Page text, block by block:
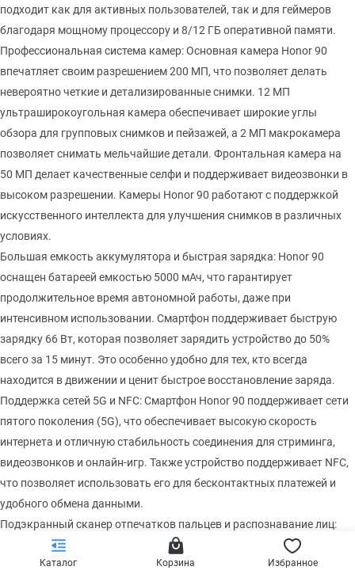
Каталог Корзина Избранное
подходит как для активных пользователей, так и для геймеров
благодаря мощному процессору и 8/12 ГБ оперативной памяти.
Профессиональная система камер: Основная камера Honor 90
впечатляет своим разрешением 200 МП, что позволяет делать
невероятно четкие и детализированные снимки. 12 МП
ультраширокоугольная камера обеспечивает широкие углы
обзора для групповых снимков и пейзажей, а 2 МП макрокамера
позволяет снимать мельчайшие детали. Фронтальная камера на
50 МП делает качественные селфи и поддерживает видеозвонки в
высоком разрешении. Камеры Honor 90 работают с поддержкой
искусственного интеллекта для улучшения снимков в различных
условиях.
Большая емкость аккумулятора и быстрая зарядка: Honor 90
оснащен батареей емкостью 5000 мАч, что гарантирует
продолжительное время автономной работы, даже при
интенсивном использовании. Смартфон поддерживает быструю
зарядку 66 Вт, которая позволяет зарядить устройство до 50%
всего за 15 минут. Это особенно удобно для тех, кто всегда
находится в движении и ценит быстрое восстановление заряда.
Поддержка сетей 5G и NFC: Смартфон Honor 90 поддерживает сети
пятого поколения (5G), что обеспечивает высокую скорость
интернета и отличную стабильность соединения для стриминга,
видеозвонков и онлайн-игр. Также устройство поддерживает NFC,
что позволяет использовать его для бесконтактных платежей и
удобного обмена данными.
Подэкранный сканер отпечатков пальцев и распознавание лиц:
Для дополнительной безопасности Honor 90 оснащен
подэкранным сканером отпечатков пальцев, который